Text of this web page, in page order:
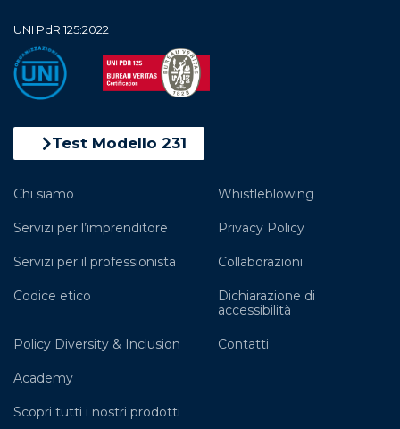
UNI PdR 125:2022
Test Modello 231
Chi siamo Whistleblowing
Servizi per l’imprenditore Privacy Policy
Servizi per il professionista Collaborazioni
Codice etico
Dichiarazione di
accessibilità
Policy Diversity & Inclusion Contatti
Academy
Scopri tutti i nostri prodotti